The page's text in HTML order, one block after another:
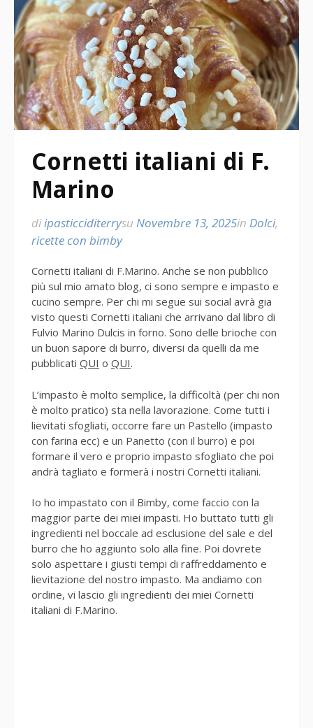
Cornetti italiani di F.
Marino
diipasticciditerrysu Novembre 13, 2025in Dolci,
ricette con bimby
Cornetti italiani di F.Marino. Anche se non pubblico
più sul mio amato blog, ci sono sempre e impasto e
cucino sempre. Per chi mi segue sui social avrà gia
visto questi Cornetti italiani che arrivano dal libro di
Fulvio Marino Dulcis in forno. Sono delle brioche con
un buon sapore di burro, diversi da quelli da me
pubblicati QUI o QUI.
L’impasto è molto semplice, la difficoltà (per chi non
è molto pratico) sta nella lavorazione. Come tutti i
lievitati sfogliati, occorre fare un Pastello (impasto
con farina ecc) e un Panetto (con il burro) e poi
formare il vero e proprio impasto sfogliato che poi
andrà tagliato e formerà i nostri Cornetti italiani.
Io ho impastato con il Bimby, come faccio con la
maggior parte dei miei impasti. Ho buttato tutti gli
ingredienti nel boccale ad esclusione del sale e del
burro che ho aggiunto solo alla fine. Poi dovrete
solo aspettare i giusti tempi di raffreddamento e
lievitazione del nostro impasto. Ma andiamo con
ordine, vi lascio gli ingredienti dei miei Cornetti
italiani di F.Marino.